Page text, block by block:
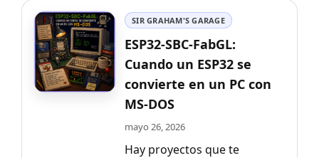
SIR GRAHAM'S GARAGE
ESP32-SBC-FabGL:
Cuando un ESP32 se
convierte en un PC con
MS-DOS
mayo 26, 2026
Hay proyectos que te